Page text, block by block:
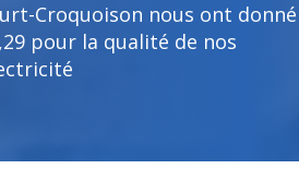
Croquoison nous ont
pour la qualité de nos